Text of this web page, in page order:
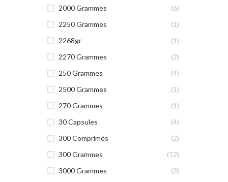
2000 Grammes
(6)
2250 Grammes
(1)
2268gr
(1)
2270 Grammes
(2)
250 Grammes
(4)
2500 Grammes
(1)
270 Grammes
(1)
30 Capsules
(4)
300 Comprimés
(2)
300 Grammes
(12)
3000 Grammes
(3)